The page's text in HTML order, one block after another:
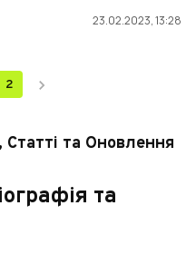
23.02.2023, 13:28
2
та Оновлення
та